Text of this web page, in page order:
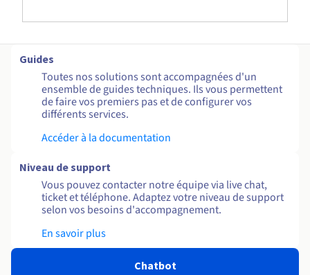
Guides
Toutes nos solutions sont accompagnées d'un
ensemble de guides techniques. Ils vous permettent
de faire vos premiers pas et de configurer vos
différents services.
Accéder à la documentation
Niveau de support
Vous pouvez contacter notre équipe via live chat,
ticket et téléphone. Adaptez votre niveau de support
selon vos besoins d'accompagnement.
En savoir plus
Chatbot